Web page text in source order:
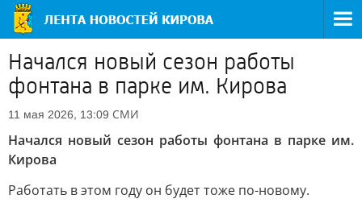
Начался новый сезон работы
фонтана в парке им. Кирова
11 мая 2026, 13:09 СМИ
Начался новый сезон работы фонтана в парке им.
Кирова
Работать в этом году он будет тоже по-новому.